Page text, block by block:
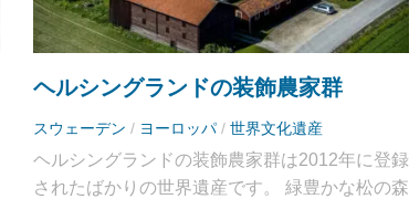
ヘルシングランドの装飾農家群
スウェーデン / ヨーロッパ / 世界文化遺産
ヘルシングランドの装飾農家群は2012年に登録
されたばかりの世界遺産です。 緑豊かな松の森